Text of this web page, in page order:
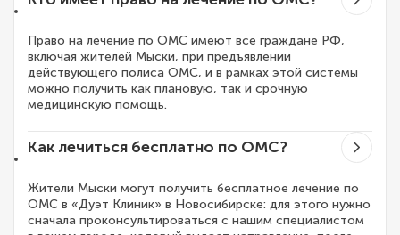
Право на лечение по ОМС имеют все граждане РФ,
включая жителей Мыски, при предъявлении
действующего полиса ОМС, и в рамках этой системы
можно получить как плановую, так и срочную
медицинскую помощь.
Как лечиться бесплатно по ОМС?
Жители Мыски могут получить бесплатное лечение по
ОМС в «Дуэт Клиник» в Новосибирске: для этого нужно
сначала проконсультироваться с нашим специалистом